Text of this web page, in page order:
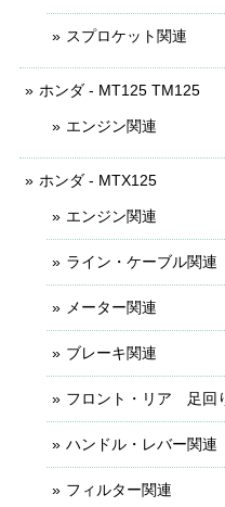
スプロケット関連
ホンダ - MT125 TM125
エンジン関連
ホンダ - MTX125
エンジン関連
ライン・ケーブル関連
メーター関連
ブレーキ関連
フロント・リア 足回
ハンドル・レバー関連
フィルター関連